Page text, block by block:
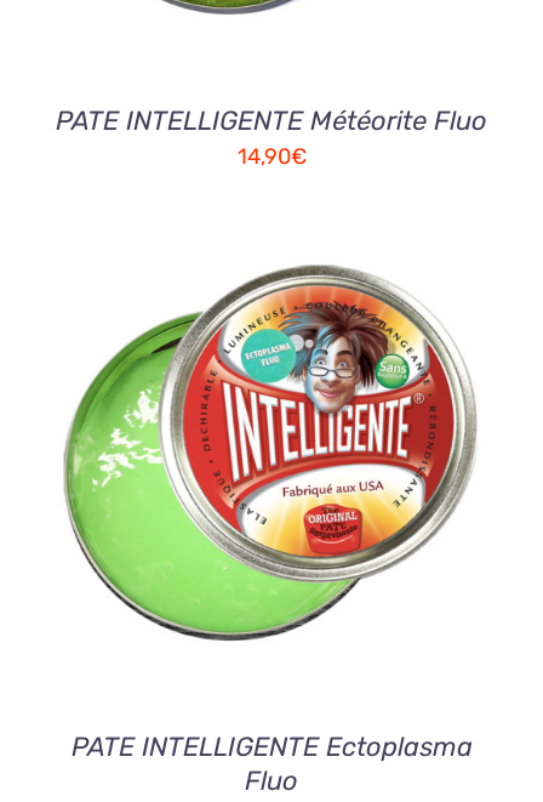
PATE INTELLIGENTE Météorite Fluo
14,90€
AJOUTER AU PANIER
/
DETAILS
PATE INTELLIGENTE Ectoplasma
Fluo